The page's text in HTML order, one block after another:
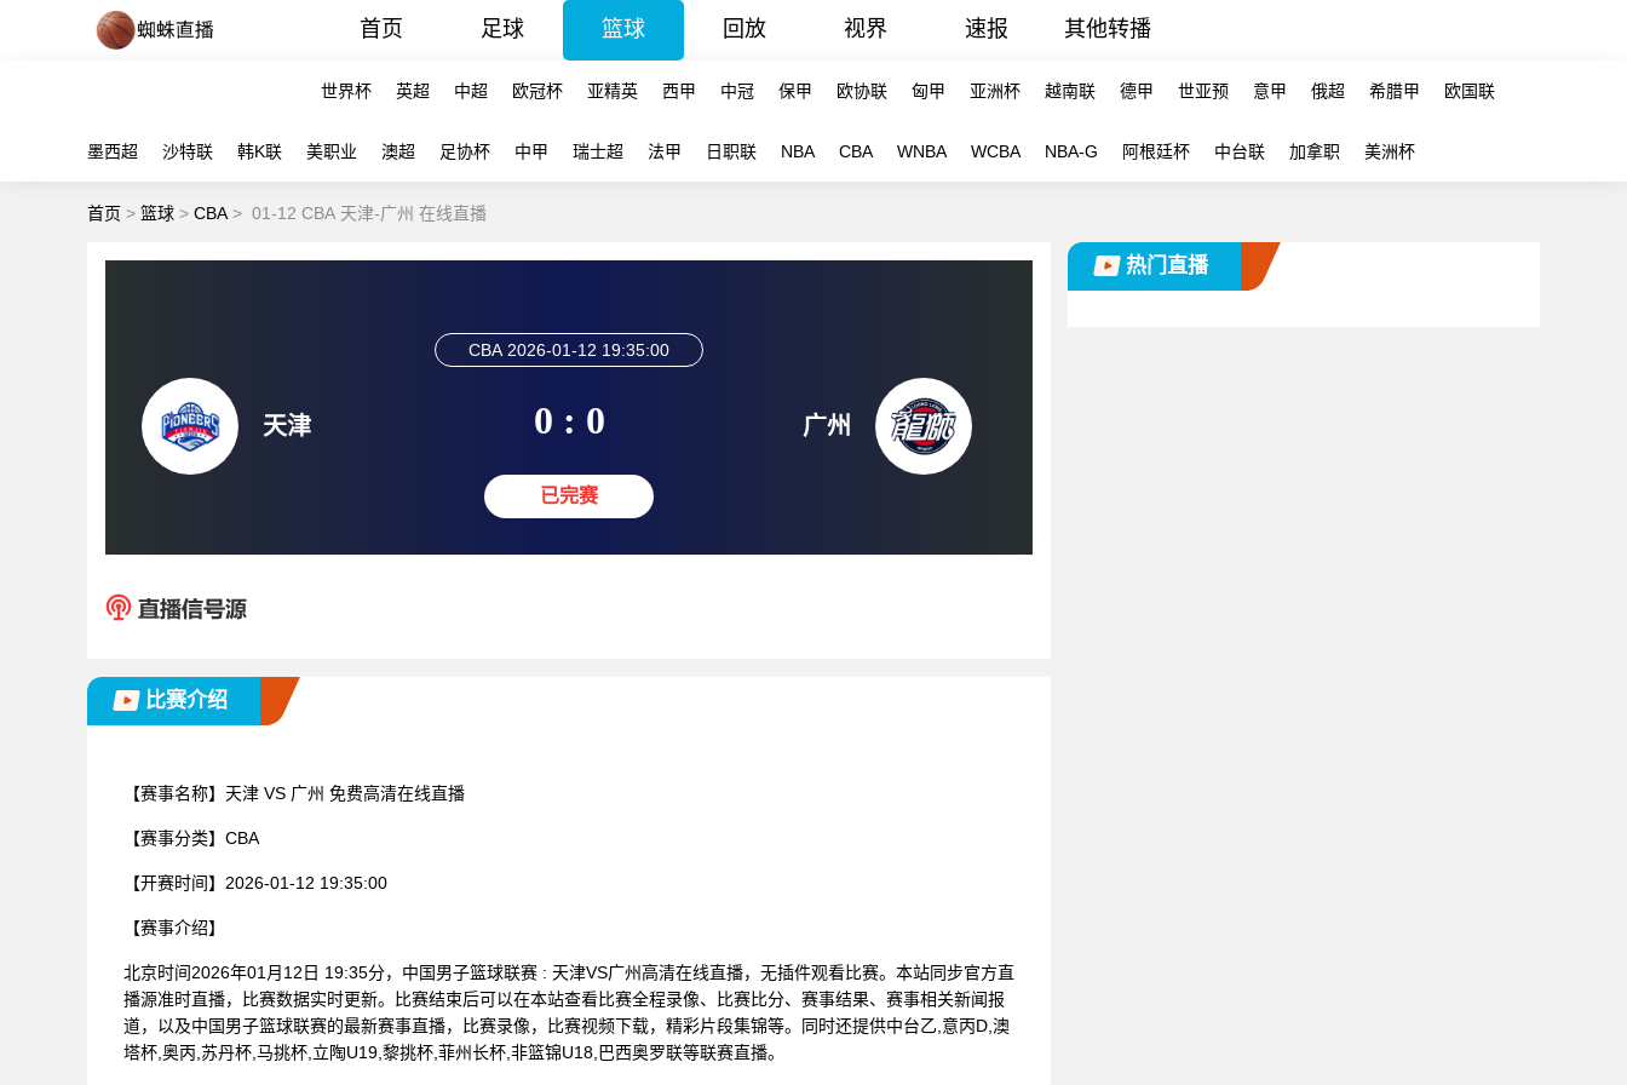
首页 足球 篮球 回放 视界 速报 其他转播
世界杯 英超 中超 欧冠杯 亚精英 西甲 中冠 保甲 欧协联 匈甲 亚洲杯 越南联 德甲 世亚预 意甲 俄超 希腊甲 欧国联
墨西超 沙特联 韩K联 美职业 澳超 足协杯 中甲 瑞士超 法甲 日职联 NBA CBA WNBA WCBA NBA-G 阿根廷杯 中台联 加拿职 美洲杯
首页 > 篮球 > CBA > 01-12 CBA 天津-广州 在线直播
天津
CBA 2026-01-12 19:35:00
0 : 0
已完赛
广州
比赛介绍
【赛事名称】 天津 VS 广州 免费高清在线直播
【赛事分类】 CBA
【开赛时间】 2026-01-12 19:35:00
【赛事介绍】
北京时间2026年01月12日 19:35分，中国男子篮球联赛 : 天津VS广州高清在线直播，无插件观看比赛。本站同步官方直
播源准时直播，比赛数据实时更新。比赛结束后可以在本站查看比赛全程录像、比赛比分、赛事结果、赛事相关新闻报
道，以及中国男子篮球联赛的最新赛事直播，比赛录像，比赛视频下载，精彩片段集锦等。同时还提供中台乙,意丙D,澳
塔杯,奥丙,苏丹杯,马挑杯,立陶U19,黎挑杯,菲州长杯,非篮锦U18,巴西奥罗联等联赛直播。
热门直播